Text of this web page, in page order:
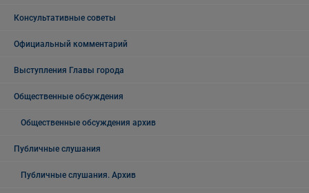
Консультативные советы
Официальный комментарий
Выступления Главы города
Общественные обсуждения
Общественные обсуждения архив
Публичные слушания
Публичные слушания. Архив